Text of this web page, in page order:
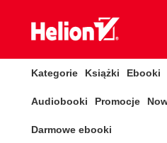
Kategorie Książki Ebooki
Audiobooki Promocje
Darmowe ebooki